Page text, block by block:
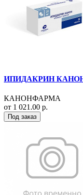
ИПИДАКРИН
КАНОНФАРМА
от 1 021.00 р.
Под заказ